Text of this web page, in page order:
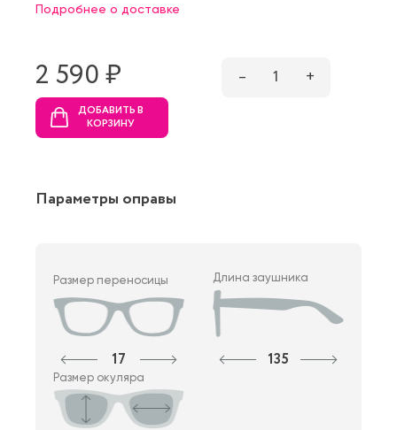
Подробнее о доставке
2 590 ₷ – 1 +
ДОБАВИТЬ В
КОРЗИНУ
Параметры оправы
Размер переносицы
17
Длина заушника
135
Размер окуляра